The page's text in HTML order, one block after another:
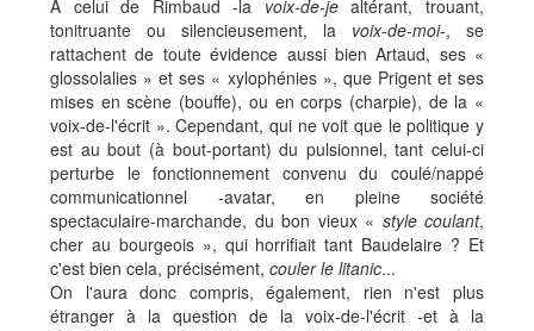
À celui de Rimbaud -la voix-de-jealtérant, trouant,
tonitruante ou silencieusement, la voix-de-moi-, se
rattachent de toute évidence aussi bien Artaud, ses «
glossolalies » et ses « xylophénies », que Prigent et ses
mises en scène (bouffe), ou en corps (charpie), de la «
voix-de-l'écrit ». Cependant, qui ne voit que le politique y
est au bout (à bout-portant) du pulsionnel, tant celui-ci
perturbe le fonctionnement convenu du coulé/nappé
communicationnel -avatar, en pleine société
spectaculaire-marchande, du bon vieux « style coulant,
cher au bourgeois », qui horrifiait tant Baudelaire ? Et
c'est bien cela, précisément, couler le litanic...
On l'aura donc compris, également, rien n'est plus
étranger à la question de la voix-de-l'écrit -et à la